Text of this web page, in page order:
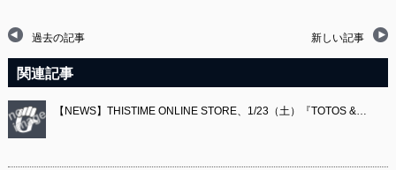
過去の記事 新しい記事
関連記事
【NEWS】THISTIME ONLINE STORE、1/23（土）『TOTOS &…